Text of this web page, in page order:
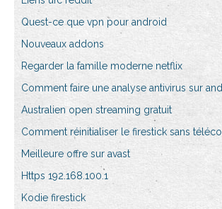
Quest-ce que vpn pour android
Nouveaux addons
Regarder la famille moderne netflix
Comment faire une analyse antivirus sur
Australien open streaming gratuit
Comment réinitialiser le firestick sans
Meilleure offre sur avast
Https 192.168.100.1
Kodie firestick